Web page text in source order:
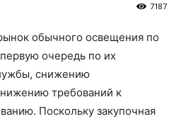
7187
обычного освещения по
очередь по их
снижению
требований к
Поскольку закупочная